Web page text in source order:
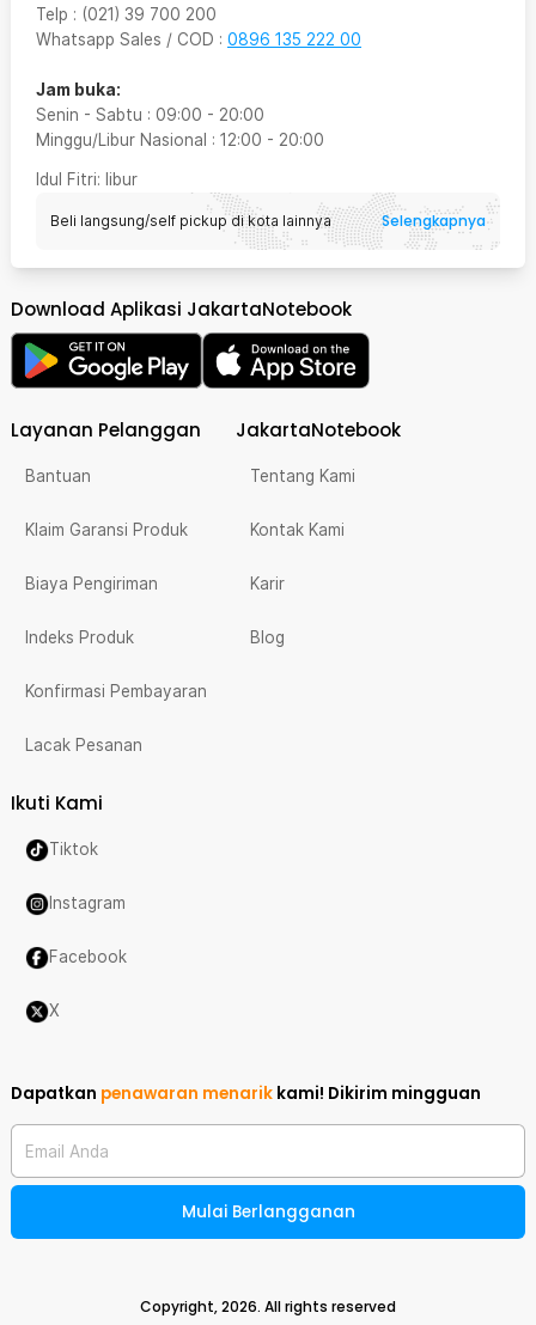
Telp : (021) 39 700 200
Whatsapp Sales / COD : 0896 135 222 00
Jam buka:
Senin - Sabtu : 09:00 - 20:00
Minggu/Libur Nasional : 12:00 - 20:00
Idul Fitri: libur
Beli langsung/self pickup di kota lainnya Selengkapnya
Download Aplikasi JakartaNotebook
Layanan Pelanggan
Bantuan
Klaim Garansi Produk
Biaya Pengiriman
Indeks Produk
Konfirmasi Pembayaran
Lacak Pesanan
JakartaNotebook
Tentang Kami
Kontak Kami
Karir
Blog
Ikuti Kami
Tiktok
Instagram
Facebook
X
Dapatkan penawaran menarik kami! Dikirim mingguan
Email Anda
Mulai Berlangganan
Copyright,2026. All rights reserved